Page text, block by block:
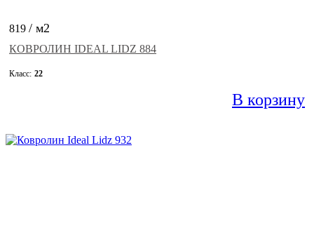
819 / м2
КОВРОЛИН IDEAL LIDZ 884
Класс: 22
В корзину